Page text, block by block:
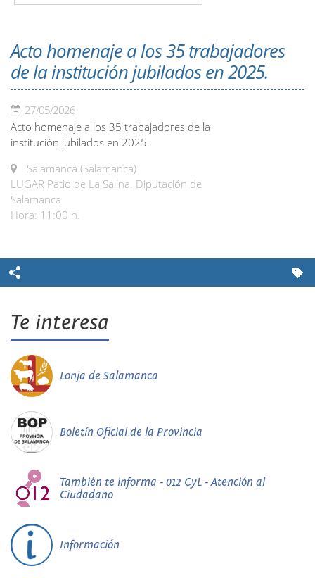
Acto homenaje a los 35 trabajadores
de la institución jubilados en 2025.
27/05/2026
Acto homenaje a los 35 trabajadores de la
institución jubilados en 2025.
Salamanca (Salamanca)
LUGAR Patio de La Salina. Diputación de
Salamanca
Hora: 11:00 h.
Te interesa
Lonja de Salamanca
Boletín Oficial de la Provincia
También te informa - 012 CyL - Atención al
Ciudadano
Información